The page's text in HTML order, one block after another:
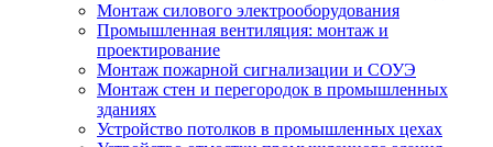
Монтаж силового электрооборудования
Промышленная вентиляция: монтаж и
проектирование
Монтаж пожарной сигнализации и СОУЭ
Монтаж стен и перегородок в промышленных
зданиях
Устройство потолков в промышленных цехах